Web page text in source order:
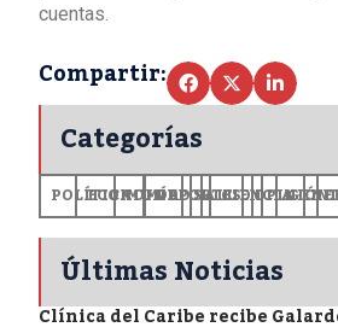
cuentas.
Compartir:
Categorías
POLÍTICA
ECONOMÍA
MUNDODEPORTES
SALUDCIENCIA
OPINIÓN
Últimas Noticias
Clínica del Caribe recibe